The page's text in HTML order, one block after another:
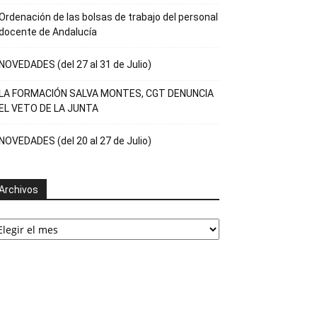
de las bolsas de trabajo del personal
de Andalucía
NOVEDADES (del 27 al 31 de Julio)
LA FORMACIÓN SALVA MONTES, CGT DENUNCIA
EL VETO DE LA JUNTA
NOVEDADES (del 20 al 27 de Julio)